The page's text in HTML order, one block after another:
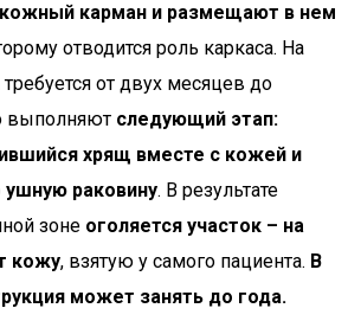
карман и размещают в нем
отводится роль каркаса. На
от двух месяцев до
выполняют следующий этап:
хрящ вместе с кожей и
раковину. В результате
зоне оголяется участок – на
кожу, взятую у самого пациента. В
может занять до года.